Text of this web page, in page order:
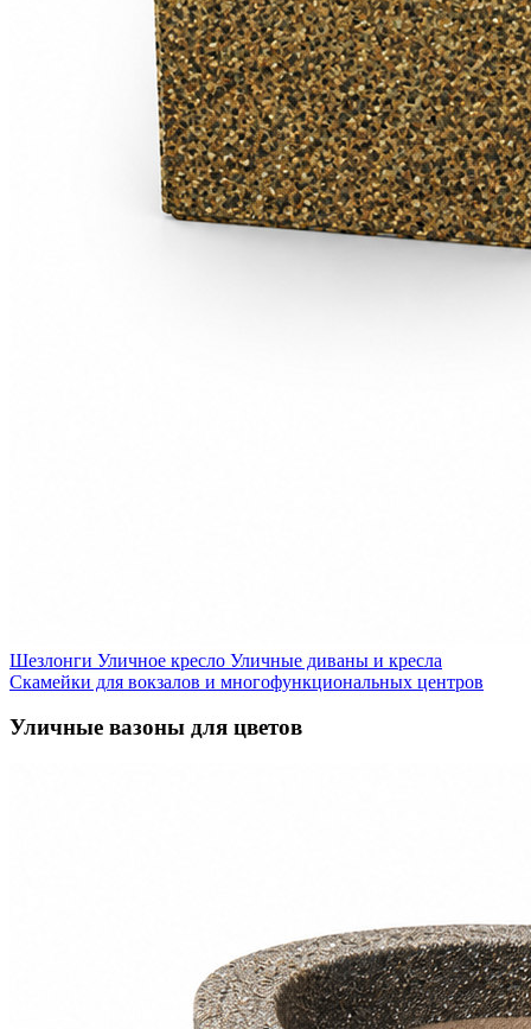
Шезлонги Уличное кресло Уличные диваны и кресла
Скамейки для вокзалов и многофункциональных центров
Уличные вазоны для цветов